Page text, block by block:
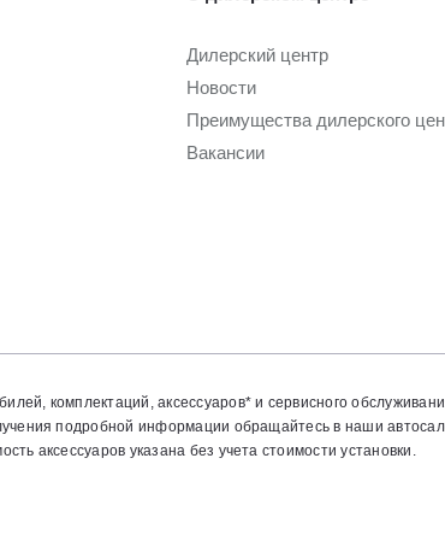
Дилерский центр
Новости
Преимущества дилерского
Вакансии
комплектаций, аксессуаров* и сервисного
подробной информации обращайтесь в наши
аксессуаров указана без учета стоимости установки.